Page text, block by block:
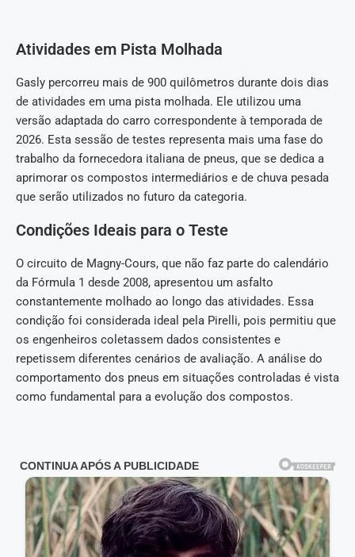
Atividades em Pista Molhada
Gasly percorreu mais de 900 quilômetros durante dois dias
de atividades em uma pista molhada. Ele utilizou uma
versão adaptada do carro correspondente à temporada de
2026. Esta sessão de testes representa mais uma fase do
trabalho da fornecedora italiana de pneus, que se dedica a
aprimorar os compostos intermediários e de chuva pesada
que serão utilizados no futuro da categoria.
Condições Ideais para o Teste
O circuito de Magny-Cours, que não faz parte do calendário
da Fórmula 1 desde 2008, apresentou um asfalto
constantemente molhado ao longo das atividades. Essa
condição foi considerada ideal pela Pirelli, pois permitiu que
os engenheiros coletassem dados consistentes e
repetissem diferentes cenários de avaliação. A análise do
comportamento dos pneus em situações controladas é vista
como fundamental para a evolução dos compostos.